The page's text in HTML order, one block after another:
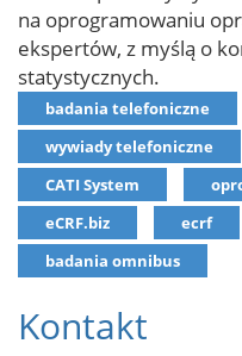
na oprogramowaniu
ekspertów, z myślą o
statystycznych.
badania telefoniczne
wywiady telefoniczne
CATI System
eCRF.biz
ecrf
badania omnibus
Kontakt